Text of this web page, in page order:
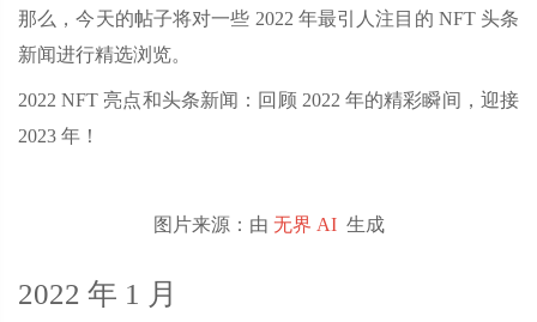
那么，今天的帖子将对一些 2022 年最引人注目的 NFT 头条
新闻进行精选浏览。
2022 NFT 亮点和头条新闻：回顾 2022 年的精彩瞬间，迎接
2023 年！
图片来源：由 无界 AI 生成
2022 年 1 月